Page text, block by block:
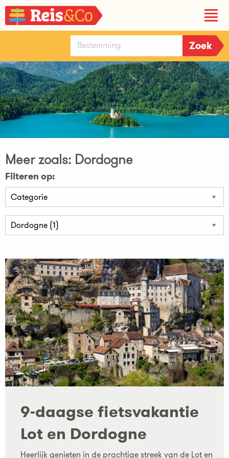
Meer zoals: Dordogne
Filteren op:
9-daagse fietsvakantie
Lot en Dordogne
Heerlijk genieten in de prachtige streek van de Lot en